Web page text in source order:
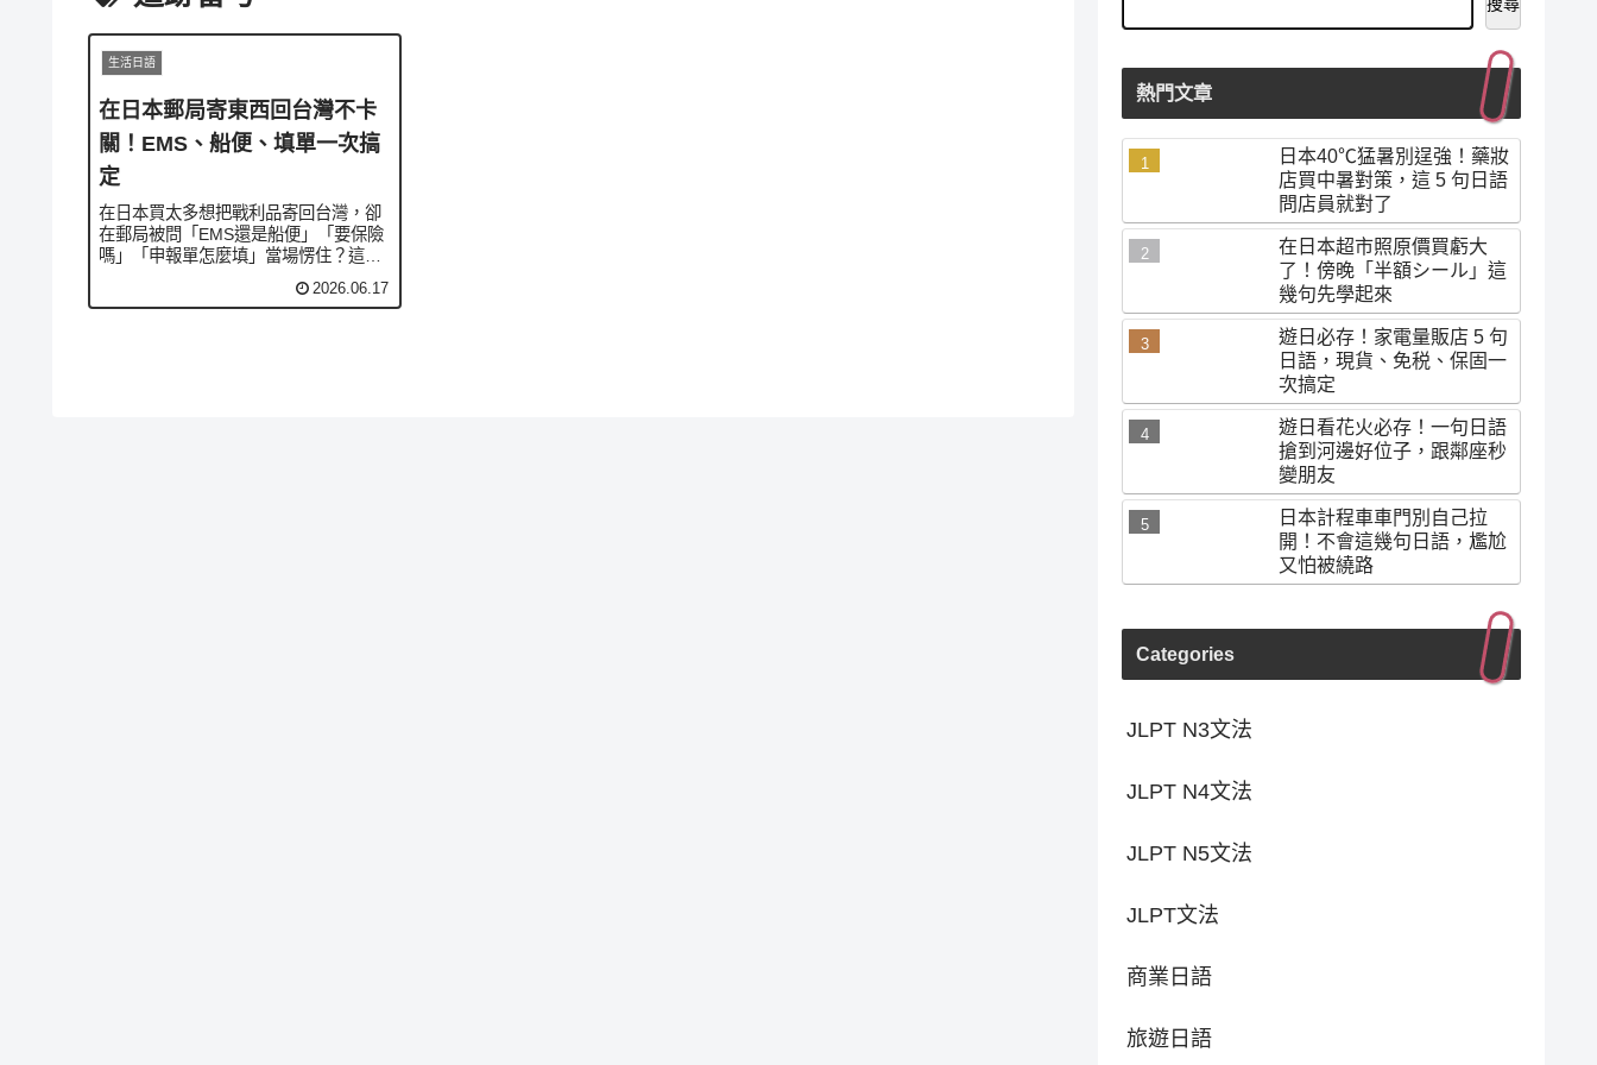
生活日語
在日本郵局寄東西回台灣不卡
關！EMS、船便、填單一次搞
定
在日本買太多想把戰利品寄回台灣，卻
在郵局被問「EMS還是船便」「要保險
嗎」「申報單怎麼填」當場愣住？這集
用一段郵局櫃台對話，教你選寄送方
式、填税関申告書、問保險與追蹤號，
2026.06.17
熱門文章
日本40℃猛暑別逞強！藥妝
店買中暑對策，這 5 句日語
問店員就對了
在日本超市照原價買虧大
了！傍晚「半額シール」這
幾句先學起來
遊日必存！家電量販店 5 句
日語，現貨、免税、保固一
次搞定
遊日看花火必存！一句日語
搶到河邊好位子，跟鄰座秒
變朋友
日本計程車車門別自己拉
開！不會這幾句日語，尷尬
又怕被繞路
Categories
JLPT N3文法
JLPT N4文法
JLPT N5文法
JLPT文法
商業日語
旅遊日語